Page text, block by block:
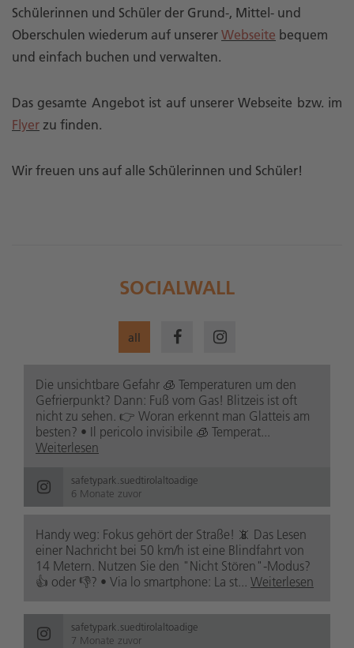
Schülerinnen und Schüler der Grund-, Mittel- und
Oberschulen wiederum auf unsererWebseite bequem
und einfach buchen und verwalten.
Das gesamte Angebot ist auf unserer Webseite bzw. im
Flyerzu finden.
Wir freuen uns auf alle Schülerinnen und Schüler!
SOCIALWALL
all
Die unsichtbare Gefahr 🧊 Temperaturen um den
Gefrierpunkt? Dann: Fuß vom Gas! Blitzeis ist oft
nicht zu sehen. 👉 Woran erkennt man Glatteis am
besten? • Il pericolo invisibile 🧊 Temperat...
Weiterlesen
safetypark.suedtirolaltoadige
6 Monate zuvor
Handy weg: Fokus gehört der Straße! 📵 Das Lesen
einer Nachricht bei 50 km/h ist eine Blindfahrt von
14 Metern. Nutzen Sie den "Nicht Stören"-Modus?
👍 oder 👎? • Via lo smartphone: La st... Weiterlesen
safetypark.suedtirolaltoadige
7 Monate zuvor